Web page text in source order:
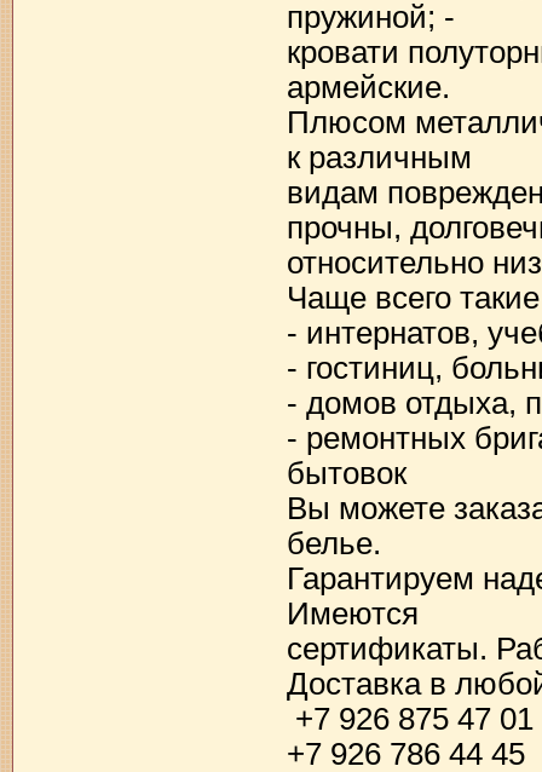
пружиной; -
кровати
армейские.
Плюсом
к различным
видам
прочны,
относительно
Чаще всего
- интернатов,
- гостиниц,
- домов отдыха,
- ремонтных
бытовок
Вы можете
белье.
Гарантируем
Имеются
сертификаты.
Доставка в
+7 926 875 47 01
+7 926 786 44 45